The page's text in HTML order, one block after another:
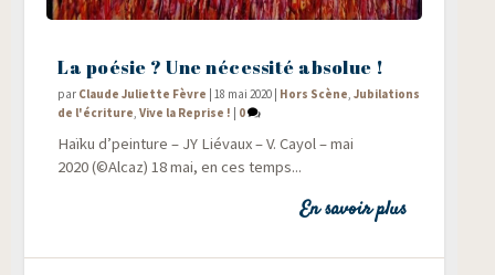
La poésie ? Une nécessité absolue !
par Claude Juliette Fèvre |18 mai 2020 Hors Scène,Jubilations
de l'écriture,Vive la Reprise ! 0
Haï­ku d’peinture – JY Lié­vaux – V. Cayol – mai
2020 (©Alcaz) 18 mai, en ces temps...
En savoir plus